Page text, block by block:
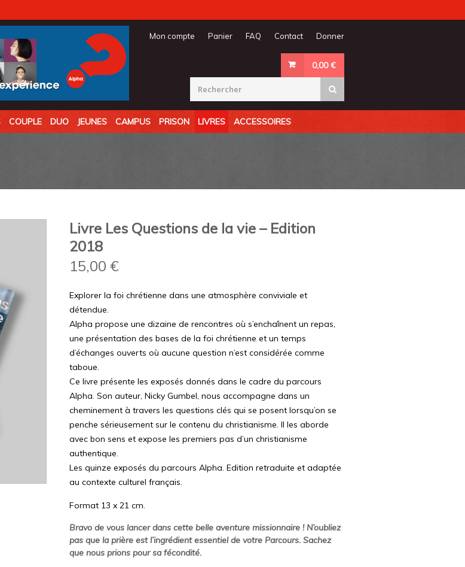
Mon compte Panier FAQ Contact Donner
0,00€
COUPLE DUO JEUNES CAMPUS PRISON LIVRES ACCESSOIRES
Livre Les Questions de la vie – Edition
2018
15,00 €
Explorer la foi chrétienne dans une atmosphère conviviale et
détendue.
Alpha propose une dizaine de rencontres où s’enchaînent un repas,
une présentation des bases de la foi chrétienne et un temps
d’échanges ouverts où aucune question n’est considérée comme
taboue.
Ce livre présente les exposés donnés dans le cadre du parcours
Alpha. Son auteur, Nicky Gumbel, nous accompagne dans un
cheminement à travers les questions clés qui se posent lorsqu’on se
penche sérieusement sur le contenu du christianisme. Il les aborde
avec bon sens et expose les premiers pas d’un christianisme
authentique.
Les quinze exposés du parcours Alpha. Edition retraduite et adaptée
au contexte culturel français.
Format 13 x 21 cm.
Bravo de vous lancer dans cette belle aventure missionnaire ! N’oubliez
pas que la prière est l’ingrédient essentiel de votre Parcours. Sachez
que nous prions pour sa fécondité.